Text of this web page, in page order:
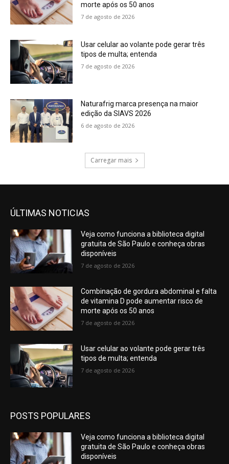
morte após os 50 anos
7 de agosto de 2026
Usar celular ao volante pode gerar três
tipos de multa; entenda
7 de agosto de 2026
Naturafrig marca presença na maior
edição da SIAVS 2026
6 de agosto de 2026
Carregar mais
ÚLTIMAS NOTICIAS
Veja como funciona a biblioteca digital
gratuita de São Paulo e conheça obras
disponíveis
7 de agosto de 2026
Combinação de gordura abdominal e falta
de vitamina D pode aumentar risco de
morte após os 50 anos
7 de agosto de 2026
Usar celular ao volante pode gerar três
tipos de multa; entenda
7 de agosto de 2026
POSTS POPULARES
Veja como funciona a biblioteca digital
gratuita de São Paulo e conheça obras
disponíveis